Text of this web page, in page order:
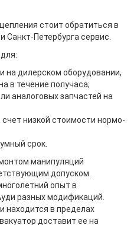
стоит обратиться в
Санкт-Петербурга сервис.
на дилерском оборудовании,
в течение получаса;
аналоговых запчастей на
низкой стоимости нормо-
срок.
манипуляций
допуском.
опыт в
разных модификаций.
находится в пределах
доставит ее на